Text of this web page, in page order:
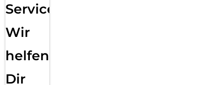
Service:
Wir
helfen
Dir